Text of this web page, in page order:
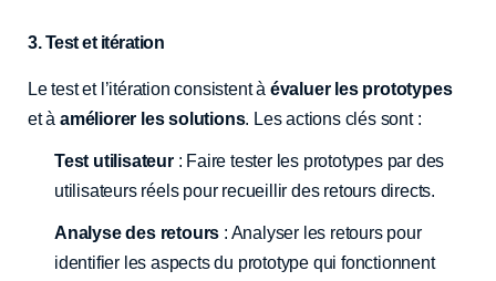
3. Test et itération
Le test et l’itération consistent à évaluer les prototypes
et à améliorer les solutions. Les actions clés sont :
Test utilisateur: Faire tester les prototypes par des
utilisateurs réels pour recueillir des retours directs.
Analyse des retours : Analyser les retours pour
identifier les aspects du prototype qui fonctionnent